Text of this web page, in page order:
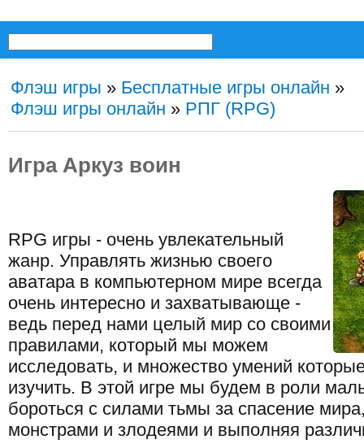
Флэш игры » Бесплатные игры онлайн »
Флэш игры онлайн » РПГ (RPG)
Игра Аркуз воин
RPG игры - очень увлекательный
жанр. Управлять жизнью своего
аватара в компьютерном мире всегда
очень интересно и захватывающе -
ведь перед нами целый мир со своими
правилами, который мы можем
исследовать, и множество умений
изучить. В этой игре мы будем в роли
бороться с силами тьмы за спасение
монстрами и злодеями и выполняя